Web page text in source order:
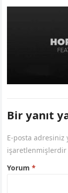
Bir yanıt
E-posta adresiniz
işaretlenmişlerdir
Yorum*